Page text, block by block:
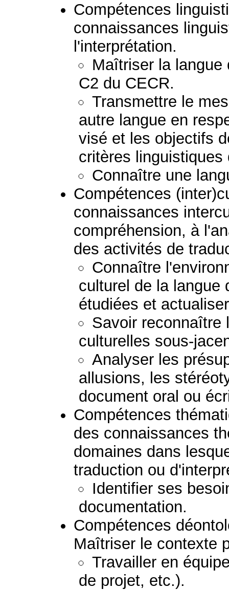
Compétences
connaissances
l'interprétation.
Maîtriser la langue
C2 du CECR.
Transmettre le
autre langue en
visé et les objectifs
critères
Connaître une
Compétences
connaissances
compréhension, à
des activités de
Connaître
culturel de la langue
étudiées et
Savoir reconnaître
culturelles sous-
Analyser les
allusions, les
document oral ou
Compétences
des connaissances
domaines dans
traduction ou
Identifier ses
documentation.
Compétences
Maîtriser le contexte
Travailler en
de projet, etc.).